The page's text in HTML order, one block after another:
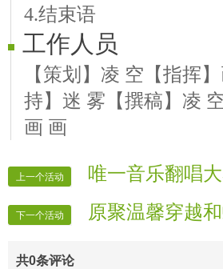
4.结束语
工作人员
【策划】凌 空【指挥
持】迷 雾【撰稿】凌
画 画
上一个活动 唯一音乐翻唱
下一个活动 原聚温馨穿越
共0条评论